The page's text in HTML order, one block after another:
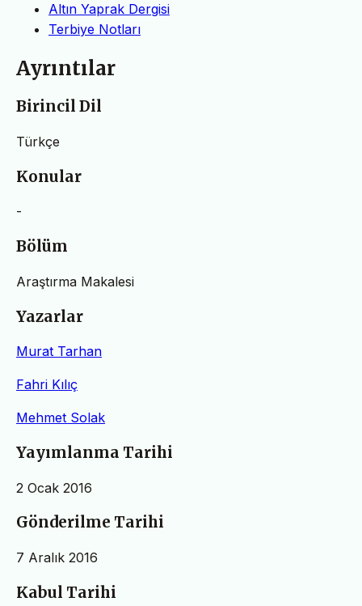
Altın Yaprak Dergisi
Terbiye Notları
Ayrıntılar
Birincil Dil
Türkçe
Konular
-
Bölüm
Araştırma Makalesi
Yazarlar
Murat Tarhan
Fahri Kılıç
Mehmet Solak
Yayımlanma Tarihi
2 Ocak 2016
Gönderilme Tarihi
7 Aralık 2016
Kabul Tarihi